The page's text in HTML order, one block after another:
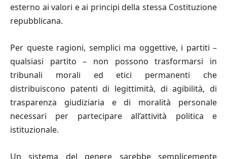
esterno ai valori e ai principi della stessa Costituzione
repubblicana.
Per queste ragioni, semplici ma oggettive, i partiti –
qualsiasi partito – non possono trasformarsi in
tribunali morali ed etici permanenti che
distribuiscono patenti di legittimità, di agibilità, di
trasparenza giudiziaria e di moralità personale
necessari per partecipare all’attività politica e
istituzionale.
Un sistema del genere sarebbe semplicemente